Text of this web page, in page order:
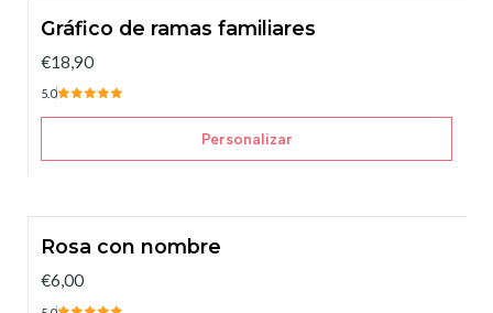
Gráfico de ramas familiares
€18,90
5.0
Personalizar
Rosa con nombre
€6,00